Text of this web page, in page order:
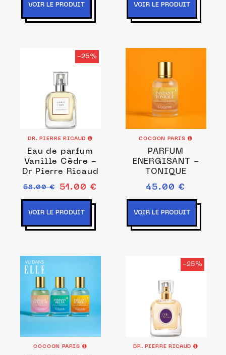
VOIR LE PRODUIT VOIR LE PRODUIT
-25%
DR. PIERRE RICAUD
Eau de parfum
Vanille Cèdre -
Dr Pierre Ricaud
68.00 € 51.00 €
VOIR LE PRODUIT
COCOON PARIS
PARFUM
ENERGISANT -
TONIQUE
45.00 €
VOIR LE PRODUIT
COCOON PARIS
-25%
DR. PIERRE RICAUD